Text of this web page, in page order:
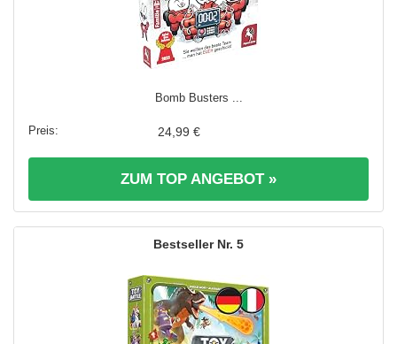
Bomb Busters ...
24,99 €
ZUM TOP ANGEBOT »
5